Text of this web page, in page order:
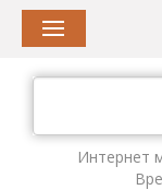
Интернет